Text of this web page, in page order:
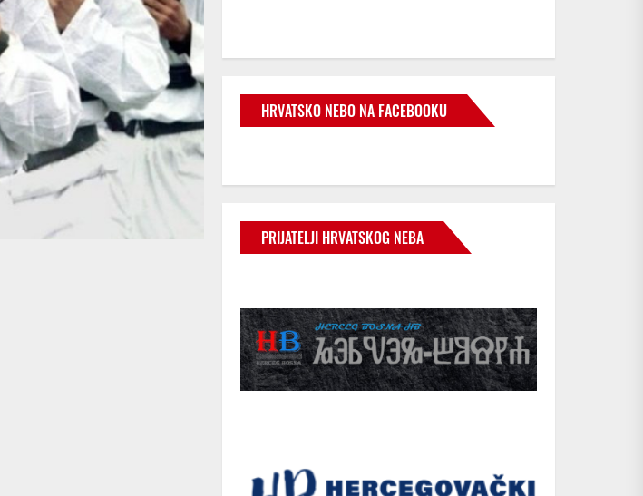
HRVATSKO NEBO NA FACEBOOKU
PRIJATELJI HRVATSKOG NEBA